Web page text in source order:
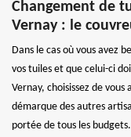
Changement de
Vernay : le
Dans le cas où vous avez
vos tuiles et que celui-ci
Vernay, choisissez de
démarque des autres
portée de tous les